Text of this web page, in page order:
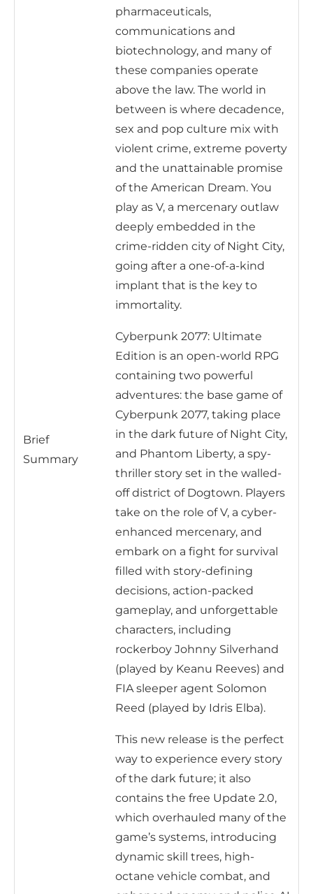
Brief
Summary
pharmaceuticals,
communications and
biotechnology, and many of
these companies operate
above the law. The world in
between is where decadence,
sex and pop culture mix with
violent crime, extreme poverty
and the unattainable promise
of the American Dream. You
play as V, a mercenary outlaw
deeply embedded in the
crime-ridden city of Night City,
going after a one-of-a-kind
implant that is the key to
immortality.
Cyberpunk 2077: Ultimate
Edition is an open-world RPG
containing two powerful
adventures: the base game of
Cyberpunk 2077, taking place
in the dark future of Night City,
and Phantom Liberty, a spy-
thriller story set in the walled-
off district of Dogtown. Players
take on the role of V, a cyber-
enhanced mercenary, and
embark on a fight for survival
filled with story-defining
decisions, action-packed
gameplay, and unforgettable
characters, including
rockerboy Johnny Silverhand
(played by Keanu Reeves) and
FIA sleeper agent Solomon
Reed (played by Idris Elba).
This new release is the perfect
way to experience every story
of the dark future; it also
contains the free Update 2.0,
which overhauled many of the
game’s systems, introducing
dynamic skill trees, high-
octane vehicle combat, and